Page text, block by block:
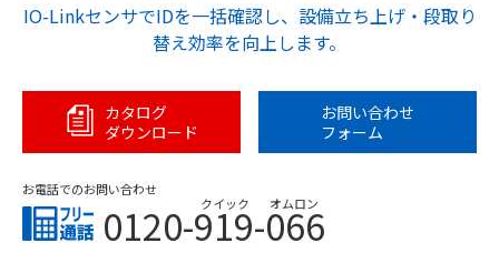
IO-LinkセンサでIDを一括確認し、設備立ち上げ・段取り
替え効率を向上します。
カタログ
ダウンロード
お問い合わせ
フォーム
お電話でのお問い合わせ
0120-919-066
クイック オムロン